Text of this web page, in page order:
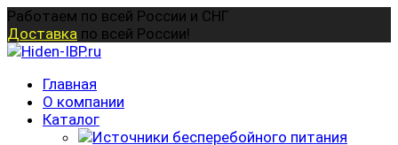
Перейти
к
содержанию
Работаем по всей России и СНГ
Доставка по всей России!
Главная
О компании
Каталог